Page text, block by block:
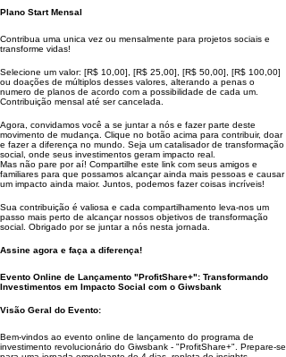
Plano Start Mensal
Contribua uma unica vez ou mensalmente para projetos sociais e
transforme vidas!
Selecione um valor: [R$ 10,00], [R$ 25,00], [R$ 50,00], [R$ 100,00]
ou doações de múltiplos desses valores, alterando a penas o
numero de planos de acordo com a possibilidade de cada um.
Contribuição mensal até ser cancelada.
Agora, convidamos você a se juntar a nós e fazer parte deste
movimento de mudança. Clique no botão acima para contribuir, doar
e fazer a diferença no mundo. Seja um catalisador de transformação
social, onde seus investimentos geram impacto real.
Mas não pare por aí! Compartilhe este link com seus amigos e
familiares para que possamos alcançar ainda mais pessoas e causar
um impacto ainda maior. Juntos, podemos fazer coisas incríveis!
Sua contribuição é valiosa e cada compartilhamento leva-nos um
passo mais perto de alcançar nossos objetivos de transformação
social. Obrigado por se juntar a nós nesta jornada.
Assine agora e faça a diferença!
Evento Online de Lançamento "ProfitShare+": Transformando
Investimentos em Impacto Social com o Giwsbank
Visão Geral do Evento:
Bem-vindos ao evento online de lançamento do programa de
investimento revolucionário do Giwsbank - "ProfitShare+". Prepare-se